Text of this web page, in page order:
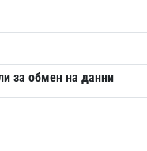
за обмен на данни